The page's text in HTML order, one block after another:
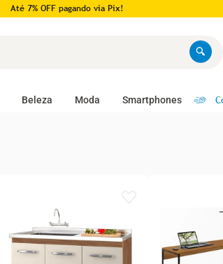
Pague em até 10x no cartão!
Beleza Moda Smartphones